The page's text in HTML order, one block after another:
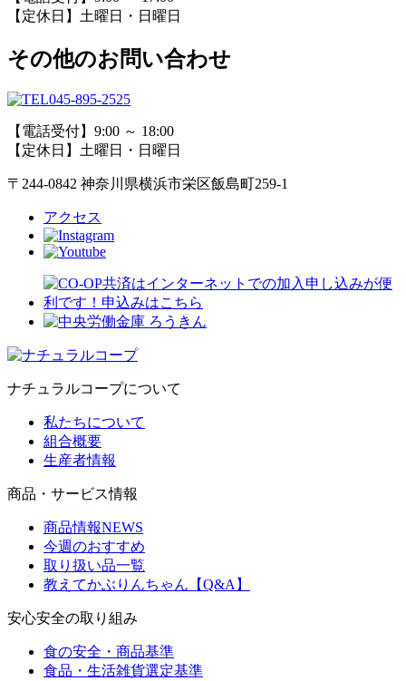
【定休日】土曜日・日曜日
その他のお問い合わせ
045-895-2525
【電話受付】9:00 ～ 18:00
【定休日】土曜日・日曜日
〒244-0842 神奈川県横浜市栄区飯島町259-1
アクセス
ナチュラルコープについて
私たちについて
組合概要
生産者情報
商品・サービス情報
商品情報NEWS
今週のおすすめ
取り扱い品一覧
教えてかぶりんちゃん【Q&A】
安心安全の取り組み
食の安全・商品基準
食品・生活雑貨選定基準